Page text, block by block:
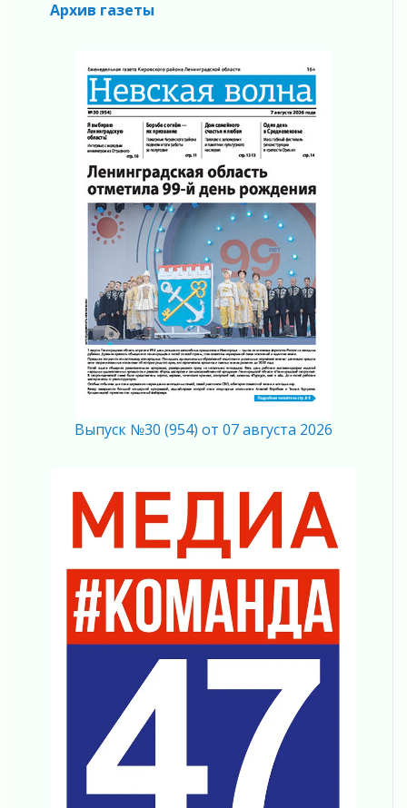
03 августа 2026
02 августа 2026
«Активное лето»
02 августа 2026
Ленобласть отметила заслуги жителей перед
регионом и страной
02 августа 2026
Ладога — не пруд
02 августа 2026
ПСК через Гослуслуги напомнит жителям
Ленинградской области о неоплаченных
02 августа 2026
Пропавшего подростка нашли в Кировском
районе Ленобласти
02 августа 2026
Жителям Ленобласти напомнили, как
02 августа 2026
02 августа 2026
Готовность №1
02 августа 2026
Километровые столбы «Дороги жизни»
отправили на реставрацию
02 августа 2026
Ленобласть внедрила передовую подготовку
операторов БПЛА
В Ивангороде появилась «Избушка-
02 августа 2026
Юхла, мука, кантеле и Водяной
01 августа 2026
Лето катится с горки
Архив газеты
Выпуск №30 (954) от 07 августа 2026